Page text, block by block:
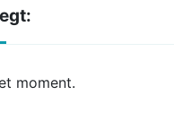
moment.